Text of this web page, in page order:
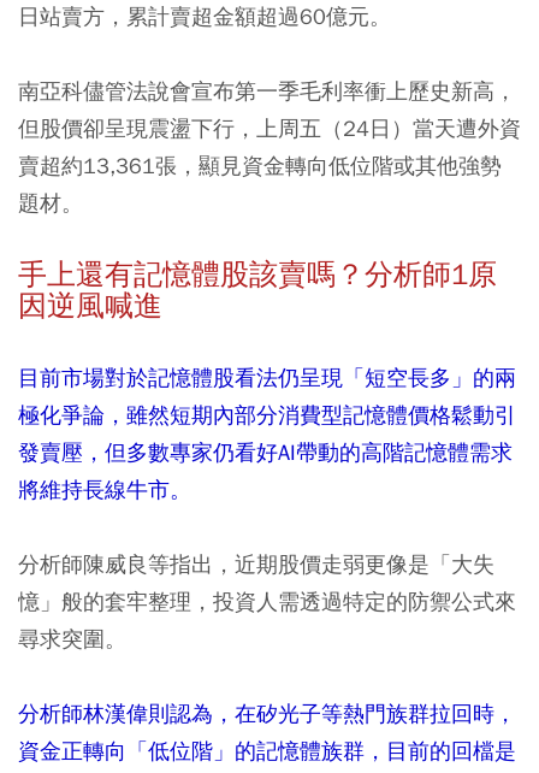
日站賣方，累計賣超金額超過60億元。
南亞科儘管法說會宣布第一季毛利率衝上歷史新高，
但股價卻呈現震盪下行，上周五（24日）當天遭外資
賣超約13,361張，顯見資金轉向低位階或其他強勢
題材。
手上還有記憶體股該賣嗎？分析師1原
因逆風喊進
目前市場對於記憶體股看法仍呈現「短空長多」的兩
極化爭論，雖然短期內部分消費型記憶體價格鬆動引
發賣壓，但多數專家仍看好AI帶動的高階記憶體需求
將維持長線牛市。
分析師陳威良等指出，近期股價走弱更像是「大失
憶」般的套牢整理，投資人需透過特定的防禦公式來
尋求突圍。
分析師林漢偉則認為，在矽光子等熱門族群拉回時，
資金正轉向「低位階」的記憶體族群，目前的回檔是